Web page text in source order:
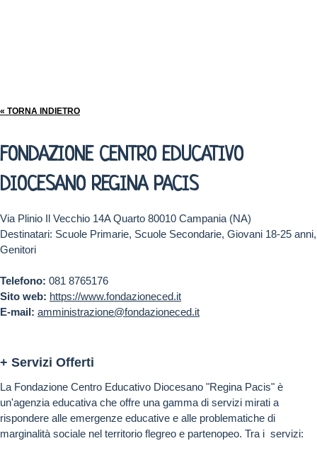
« TORNA INDIETRO
FONDAZIONE CENTRO EDUCATIVO
DIOCESANO REGINA PACIS
Via Plinio Il Vecchio 14A Quarto 80010 Campania (NA)
Destinatari: Scuole Primarie, Scuole Secondarie, Giovani 18-25 anni,
Genitori
Telefono: 081 8765176
Sito web: https://www.fondazioneced.it
E-mail: amministrazione@fondazioneced.it
+ Servizi Offerti
La Fondazione Centro Educativo Diocesano "Regina Pacis" è
un'agenzia educativa che offre una gamma di servizi mirati a
rispondere alle emergenze educative e alle problematiche di
marginalità sociale nel territorio flegreo e partenopeo. Tra i servizi: